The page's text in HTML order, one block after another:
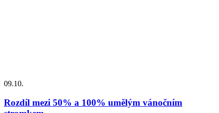
09.10.
Rozdíl mezi 50% a 100% umělým vánočním